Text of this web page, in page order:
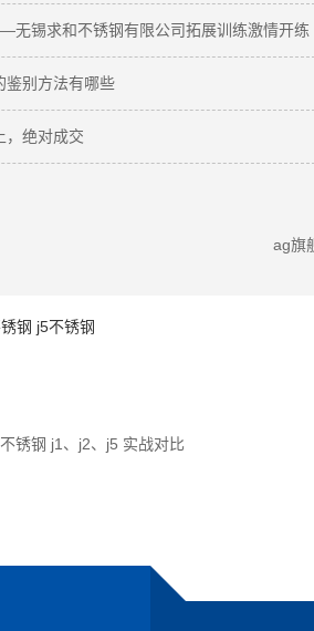
无锡求和不锈钢有限公司拓展训练激情开练
鉴别方法有哪些
，绝对成交
ag旗
钢 j5不锈钢
锈钢 j1、j2、j5 实战对比